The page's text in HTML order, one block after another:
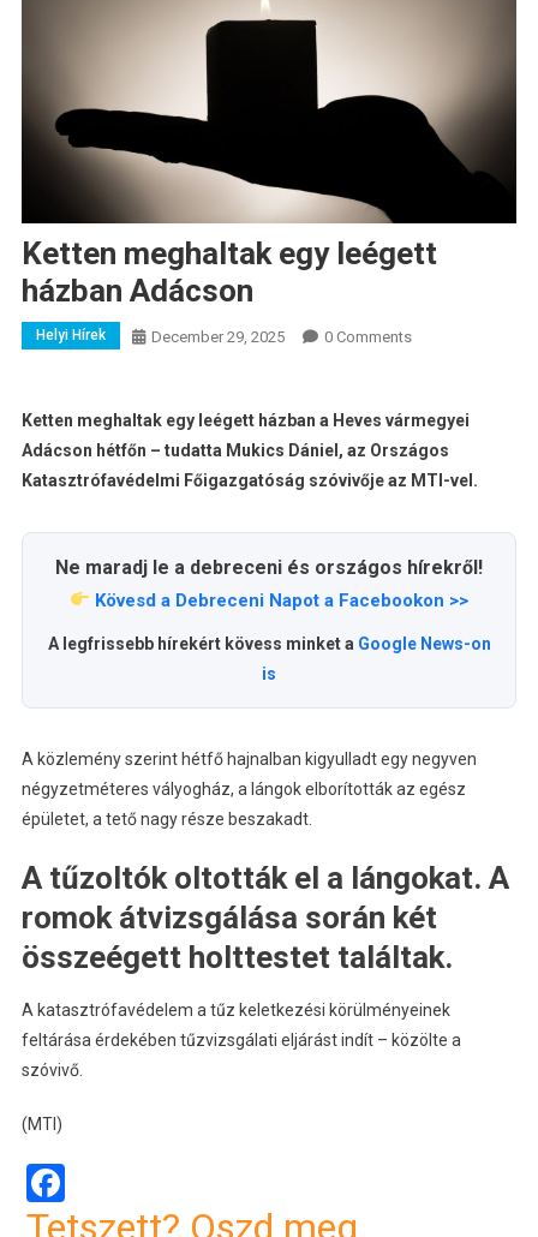
Ketten meghaltak egy leégett
házban Adácson
Helyi Hírek December 29, 2025 0 Comments
Ketten meghaltak egy leégett házban a Heves vármegyei
Adácson hétfőn – tudatta Mukics Dániel, az Országos
Katasztrófavédelmi Főigazgatóság szóvivője az MTI-vel.
Ne maradj le a debreceni és országos hírekről!
Kövesd a Debreceni Napot a Facebookon >>
A legfrissebb hírekért kövess minket a Google News-on
is
A közlemény szerint hétfő hajnalban kigyulladt egy negyven
négyzetméteres vályogház, a lángok elborították az egész
épületet, a tető nagy része beszakadt.
A tűzoltók oltották el a lángokat. A
romok átvizsgálása során két
összeégett holttestet találtak.
A katasztrófavédelem a tűz keletkezési körülményeinek
feltárása érdekében tűzvizsgálati eljárást indít – közölte a
szóvivő.
(MTI)
Facebook
Tetszett? Oszd meg